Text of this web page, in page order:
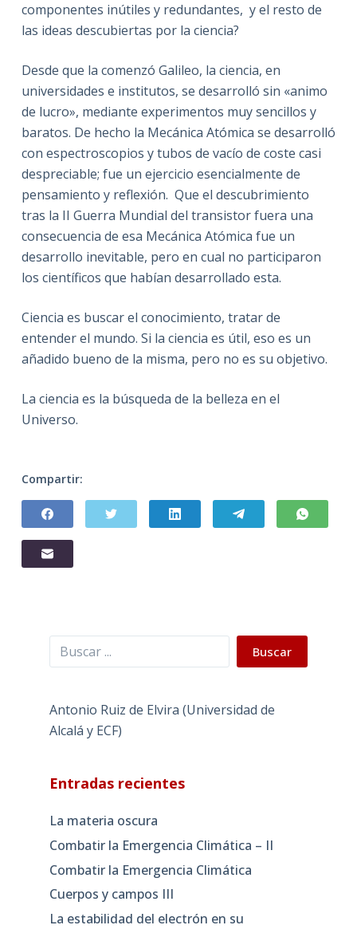
componentes inútiles y redundantes, y el resto de
las ideas descubiertas por la ciencia?
Desde que la comenzó Galileo, la ciencia, en
universidades e institutos, se desarrolló sin «animo
de lucro», mediante experimentos muy sencillos y
baratos. De hecho la Mecánica Atómica se desarrolló
con espectroscopios y tubos de vacío de coste casi
despreciable; fue un ejercicio esencialmente de
pensamiento y reflexión. Que el descubrimiento
tras la II Guerra Mundial del transistor fuera una
consecuencia de esa Mecánica Atómica fue un
desarrollo inevitable, pero en cual no participaron
los científicos que habían desarrollado esta.
Ciencia es buscar el conocimiento, tratar de
entender el mundo. Si la ciencia es útil, eso es un
añadido bueno de la misma, pero no es su objetivo.
La ciencia es la búsqueda de la belleza en el
Universo.
Compartir:
Buscar Buscar
Antonio Ruiz de Elvira (Universidad de
Alcalá y ECF)
Entradas recientes
La materia oscura
Combatir la Emergencia Climática – II
Combatir la Emergencia Climática
Cuerpos y campos III
La estabilidad del electrón en su